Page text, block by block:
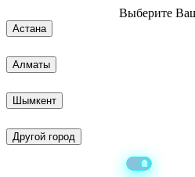
Выберите
Астана
Алматы
Шымкент
Другой город